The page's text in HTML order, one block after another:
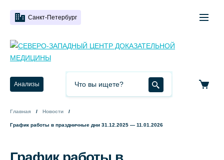
Санкт-Петербург
Анализы
Главная Новости
График работы в праздничные дни 31.12.2025 — 11.01.2026